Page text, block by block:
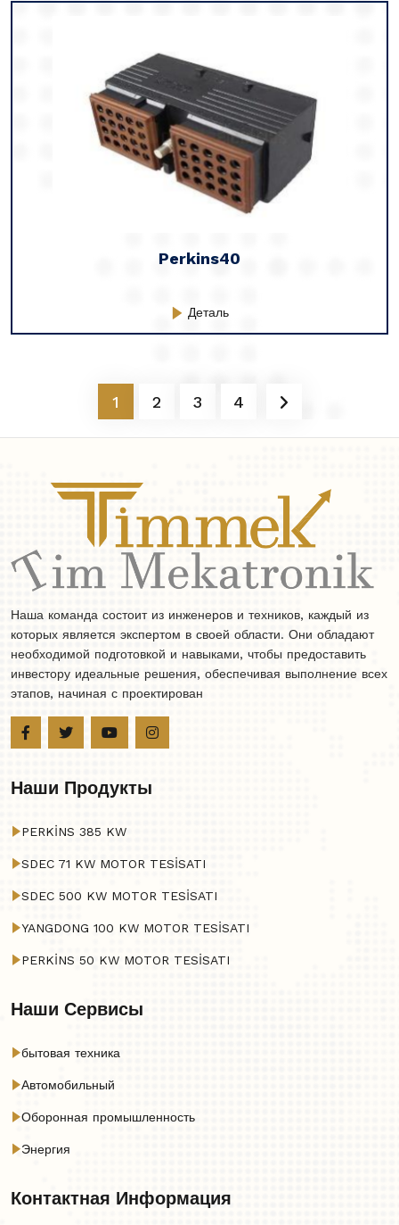
Perkins40
Деталь
1 2 3 4
Наша команда состоит из инженеров и техников, каждый из
которых является экспертом в своей области. Они обладают
необходимой подготовкой и навыками, чтобы предоставить
инвестору идеальные решения, обеспечивая выполнение всех
этапов, начиная с проектирован
Наши Продукты
PERKİNS 385 KW
SDEC 71 KW MOTOR TESİSATI
SDEC 500 KW MOTOR TESİSATI
YANGDONG 100 KW MOTOR TESİSATI
PERKİNS 50 KW MOTOR TESİSATI
Наши Сервисы
бытовая техника
Автомобильный
Оборонная промышленность
Энергия
Контактная Информация